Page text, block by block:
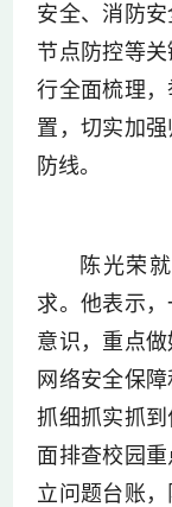
安全、消防
节点防控等
行全面梳理
置，切实加
防线。
陈光荣
求。他表示
意识，重点做
网络安全保
抓细抓实抓
面排查校园
立问题台账